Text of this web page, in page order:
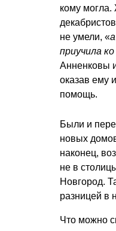
кому могла.
не умели, «
приучила
Анненковы
оказав ему
помощь.
Были и
новых
наконец,
не в
Новгород.
разницей в
Что можно